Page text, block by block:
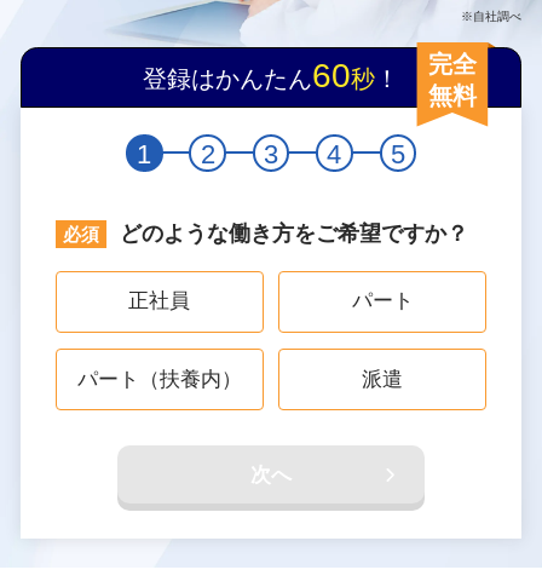
※自社調べ
登録はかんたん60秒 ！
完全
無料
1 2 3 4 5
どのような働き方をご希望ですか？
正社員 パート
パート（扶養内） 派遣
次へ